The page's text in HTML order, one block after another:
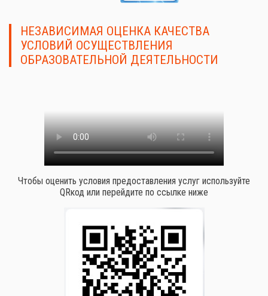
НЕЗАВИСИМАЯ ОЦЕНКА КАЧЕСТВА
УСЛОВИЙ ОСУЩЕСТВЛЕНИЯ
ОБРАЗОВАТЕЛЬНОЙ ДЕЯТЕЛЬНОСТИ
Чтобы оценить условия предоставления услуг используйте
QRкод или перейдите по ссылке ниже